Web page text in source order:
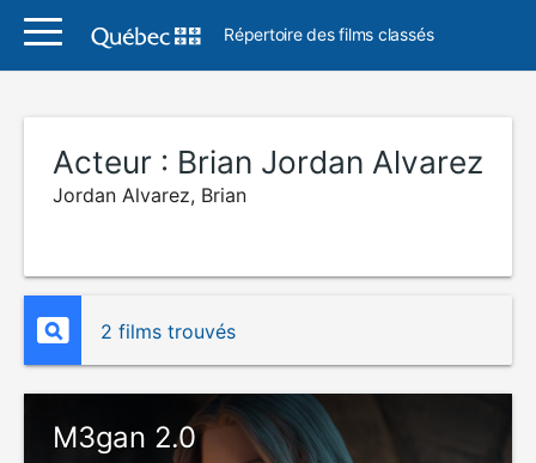
Répertoire des films classés
Acteur : Brian Jordan Alvarez
Jordan Alvarez, Brian
2 films trouvés
M3gan 2.0